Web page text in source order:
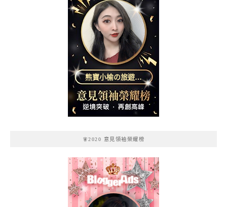
熊寶小榆の旅遊日
記
🧚2020 意見領袖榮耀榜